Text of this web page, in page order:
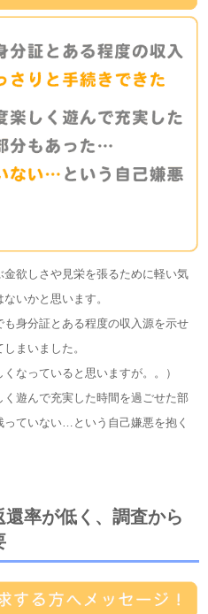
欲しさや見栄を張るために軽い気
いかと思います。
身分証とある程度の収入源を示せ
まいました。
なっていると思いますが。。）
遊んで充実した時間を過ごせた部
ていない…という自己嫌悪を抱く
率が低く、調査から